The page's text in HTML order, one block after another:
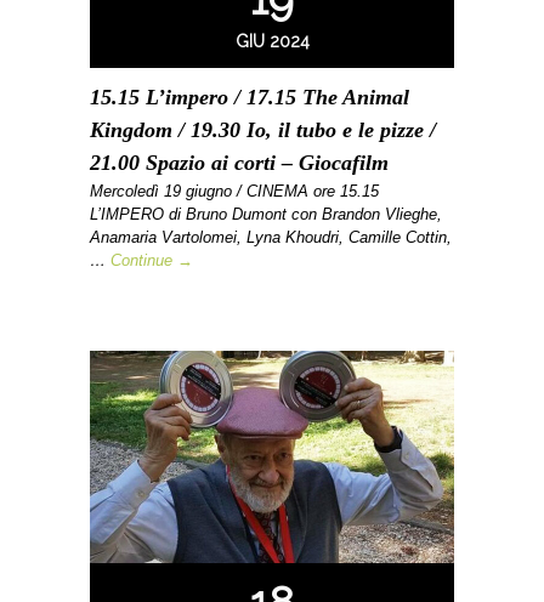
GIU 2024
15.15 L’impero / 17.15 The Animal
Kingdom / 19.30 Io, il tubo e le pizze /
21.00 Spazio ai corti – Giocafilm
Mercoledì 19 giugno / CINEMA ore 15.15
L’IMPERO di Bruno Dumont con Brandon Vlieghe,
Anamaria Vartolomei, Lyna Khoudri, Camille Cottin,
… Continue →